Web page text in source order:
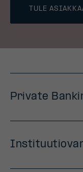
TULE
Private